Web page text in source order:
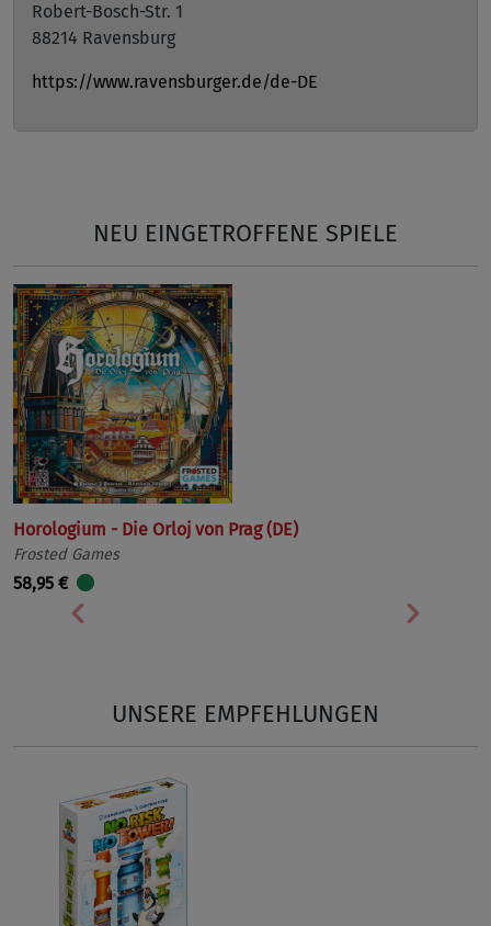
Robert-Bosch-Str. 1
88214 Ravensburg
https://www.ravensburger.de/de-DE
NEU EINGETROFFENE SPIELE
Horologium - Die Orloj von Prag (DE)
Frosted Games
58,95 €
Vorherige
UNSERE EMPFEHLUNGEN